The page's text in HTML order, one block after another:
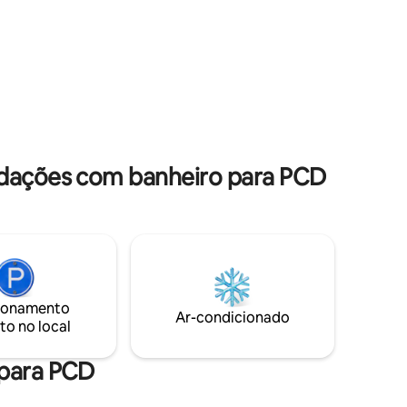
com banheiro para PCD
no local
Ar-condicionado
PCD